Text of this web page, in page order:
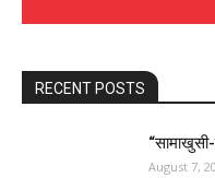
RECENT POSTS
“सामाखुसी-
August 7,